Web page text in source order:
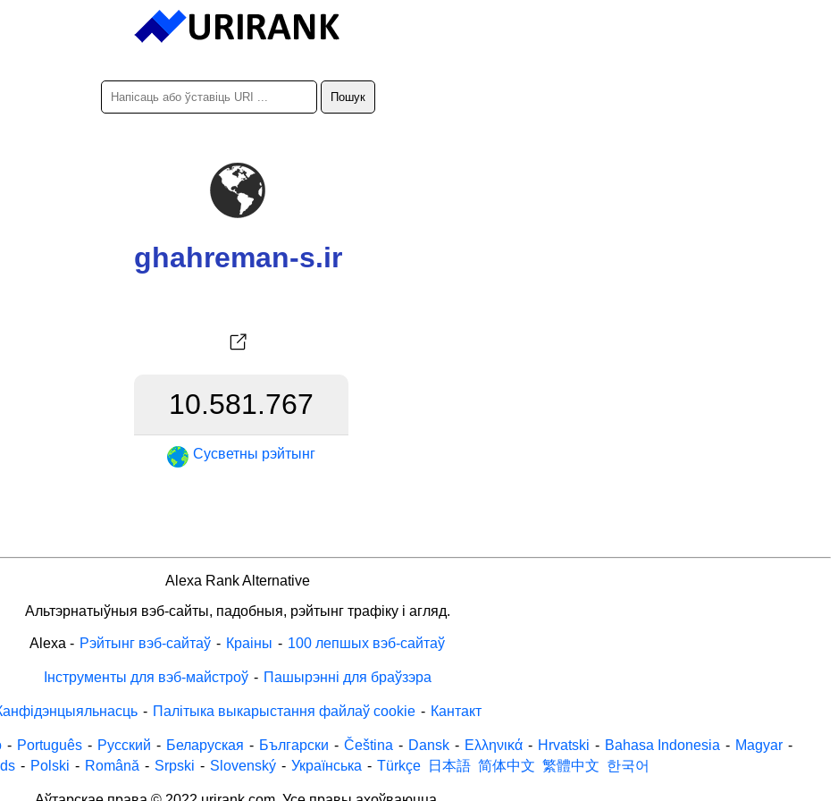
ghahreman-s.ir
10.581.767
Сусветны рэйтынг
Alexa Rank Alternative
Альтэрнатыўныя вэб-сайты, падобныя, рэйтынг трафіку і агляд.
Alexa - Рэйтынг вэб-сайтаў - Краіны - 100 лепшых вэб-сайтаў
Інструменты для вэб-майстроў - Пашырэнні для браўзэра
- Палітыка выкарыстання файлаў cookie - Кантакт
- Português - Русский - Беларуская - Български - Čeština - Dansk - Ελληνικά - Hrvatski - Bahasa Indonesia - Magyar -
- Polski - Română - Srpski - Slovenský - Українська - Türkçe 日本語 简体中文 繁體中文 한국어